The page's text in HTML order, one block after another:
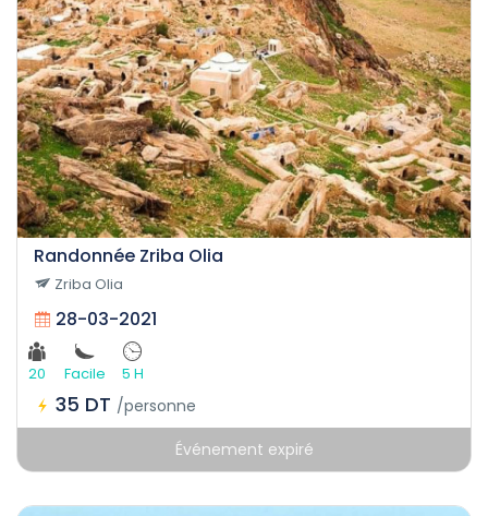
Randonnée Zriba Olia
Zriba Olia
28-03-2021
20 Facile 5 H
35 DT /personne
Événement expiré